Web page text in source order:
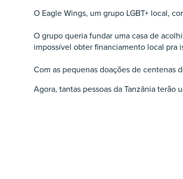
O Eagle Wings, um grupo LGBT+ local,
O grupo queria fundar uma casa de
impossível obter financiamento local pra
Com as pequenas doações de centenas
Agora, tantas pessoas da Tanzânia terão